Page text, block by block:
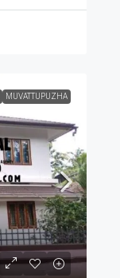
MUVATTUPUZHA